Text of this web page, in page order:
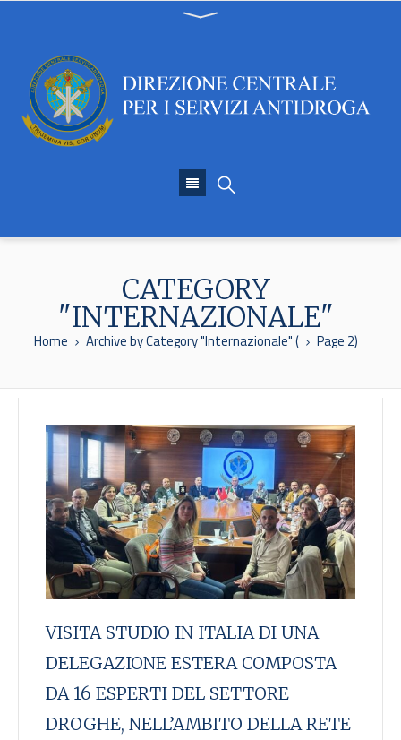
CATEGORY
"INTERNAZIONALE"
Home Archive by Category "Internazionale" ( Page 2)
VISITA STUDIO IN ITALIA DI UNA
DELEGAZIONE ESTERA COMPOSTA
DA 16 ESPERTI DEL SETTORE
DROGHE, NELL’AMBITO DELLA RETE